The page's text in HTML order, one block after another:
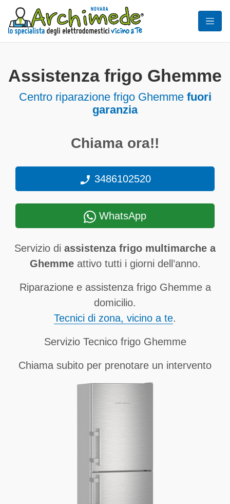
Assistenza frigo Ghemme
Centro riparazione frigo Ghemme fuori
garanzia
Chiama ora!!
3486102520
WhatsApp
Servizio di assistenza frigo multimarche a
Ghemmeattivo tutti i giorni dell’anno.
Riparazione e assistenza frigo Ghemme a
domicilio.
Tecnici di zona, vicino a te.
Servizio Tecnico frigo Ghemme
Chiama subito per prenotare un intervento